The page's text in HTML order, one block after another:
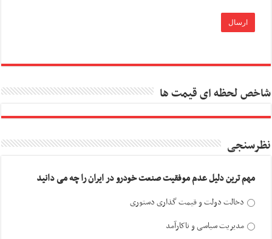
شاخص لحظه ای قیمت ها
نظرسنجی
مهم ترین دلیل عدم موفقیت صنعت خودرو در ایران را چه می دانید
دخالت دولت و قیمت گذاری دستوری
مدیریت سیاسی و ناکارآمد